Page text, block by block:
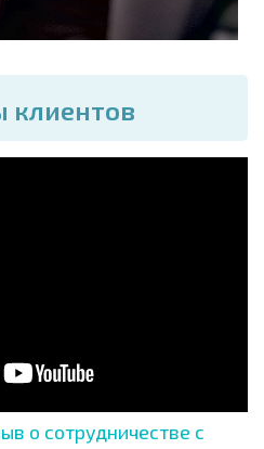
клиентов
о сотрудничестве с